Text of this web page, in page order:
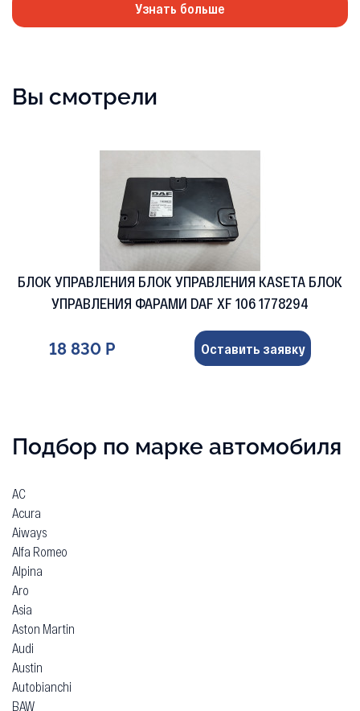
Узнать больше
Вы смотрели
БЛОК УПРАВЛЕНИЯ БЛОК УПРАВЛЕНИЯ KASETA БЛОК
УПРАВЛЕНИЯ ФАРАМИ DAF XF 106 1778294
18 830 Р Оставить заявку
Подбор по марке автомобиля
AC
Acura
Aiways
Alfa Romeo
Alpina
Aro
Asia
Aston Martin
Audi
Austin
Autobianchi
BAW